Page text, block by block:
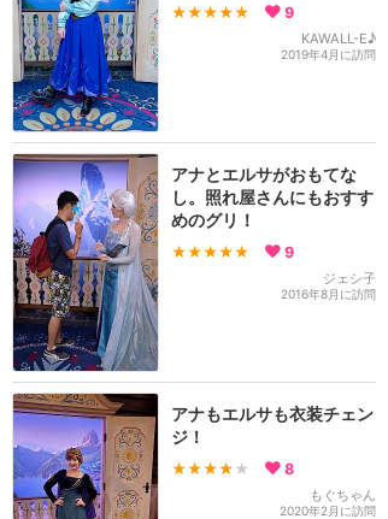
★★★★★ 9
KAWALL-E♪
2019年4月に訪問
アナとエルサがおもてな
し。照れ屋さんにもおすす
めのグリ！
★★★★★ 9
ジェシ子
2016年8月に訪問
アナもエルサも衣装チェン
ジ！
★★★★ ★ 8
もぐちゃん
2020年2月に訪問